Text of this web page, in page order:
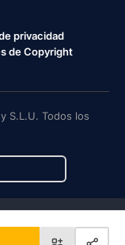
privacidad
de Copyright
S.L.U. Todos los